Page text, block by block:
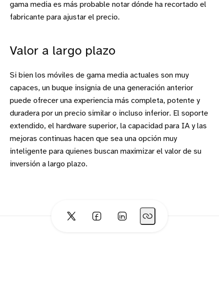
gama media es más probable notar dónde ha recortado el
fabricante para ajustar el precio.
Valor a largo plazo
Si bien los móviles de gama media actuales son muy
capaces, un buque insignia de una generación anterior
puede ofrecer una experiencia más completa, potente y
duradera por un precio similar o incluso inferior. El soporte
extendido, el hardware superior, la capacidad para IA y las
mejoras continuas hacen que sea una opción muy
inteligente para quienes buscan maximizar el valor de su
inversión a largo plazo.